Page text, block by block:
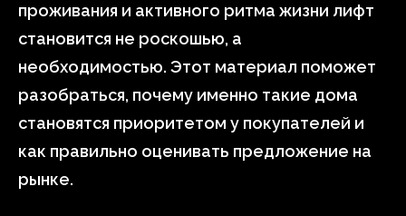
проживания и активного ритма жизни лифт
становится не роскошью, а
необходимостью. Этот материал поможет
разобраться, почему именно такие дома
становятся приоритетом у покупателей и
как правильно оценивать предложение на
рынке.